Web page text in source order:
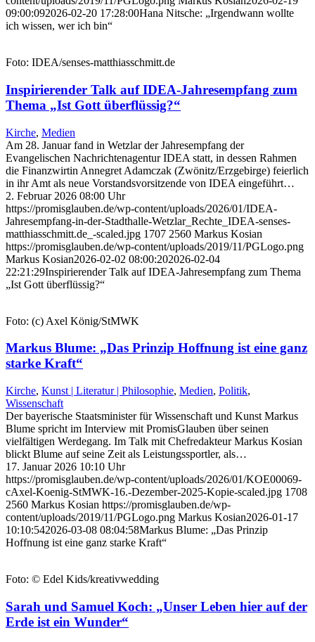
09:00:092026-02-20 17:28:00Hana Nitsche: „Irgendwann wollte
ich wissen, wer ich bin“
Foto: IDEA/senses-matthiasschmitt.de
Inspirierender Talk auf IDEA-Jahresempfang zum
Thema „Ist Gott überflüssig?“
Kirche, Medien
Am 28. Januar fand in Wetzlar der Jahresempfang der
Evangelischen Nachrichtenagentur IDEA statt, in dessen Rahmen
die Finanzwirtin Annegret Adamczak (Zwönitz/Erzgebirge) feierlich
in ihr Amt als neue Vorstandsvorsitzende von IDEA eingeführt…
2. Februar 2026 08:00 Uhr
https://promisglauben.de/wp-content/uploads/2026/01/IDEA-
Jahresempfang-in-der-Stadthalle-Wetzlar_Rechte_IDEA-senses-
matthiasschmitt.de_-scaled.jpg 1707 2560 Markus Kosian
https://promisglauben.de/wp-content/uploads/2019/11/PGLogo.png
Markus Kosian2026-02-02 08:00:202026-02-04
22:21:29Inspirierender Talk auf IDEA-Jahresempfang zum Thema
„Ist Gott überflüssig?“
Foto: (c) Axel König/StMWK
Markus Blume: „Das Prinzip Hoffnung ist eine ganz
starke Kraft“
Kirche, Kunst | Literatur | Philosophie, Medien, Politik,
Wissenschaft
Der bayerische Staatsminister für Wissenschaft und Kunst Markus
Blume spricht im Interview mit PromisGlauben über seinen
vielfältigen Werdegang. Im Talk mit Chefredakteur Markus Kosian
blickt Blume auf seine Zeit als Leistungssportler, als…
17. Januar 2026 10:10 Uhr
https://promisglauben.de/wp-content/uploads/2026/01/KOE00069-
cAxel-Koenig-StMWK-16.-Dezember-2025-Kopie-scaled.jpg 1708
2560 Markus Kosian https://promisglauben.de/wp-
content/uploads/2019/11/PGLogo.png Markus Kosian2026-01-17
10:10:542026-03-08 08:04:58Markus Blume: „Das Prinzip
Hoffnung ist eine ganz starke Kraft“
Foto: © Edel Kids/kreativwedding
Sarah und Samuel Koch: „Unser Leben hier auf der
Erde ist ein Wunder“